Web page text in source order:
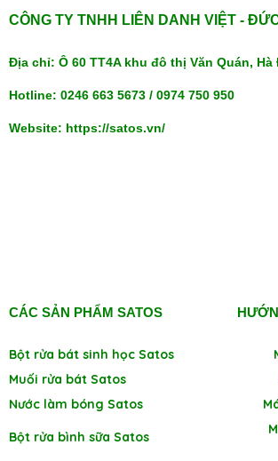
CÔNG TY TNHH LIÊN DANH VIỆT -
Địa chỉ: Ô 60 TT4A khu đô thị Văn Quán, Hà
Hotline: 0246 663 5673 / 0974 750 950
Website: https://satos.vn/
CÁC SẢN PHẨM SATOS
Bột rửa bát sinh học Satos
Muối rửa bát Satos
Nước làm bóng Satos
Bột rửa bình sữa Satos